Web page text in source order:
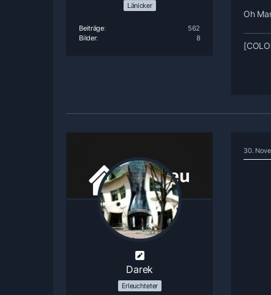
Länicker
Beiträge
562
Bilder
8
Oh
Darek
Erleuchteter
30.